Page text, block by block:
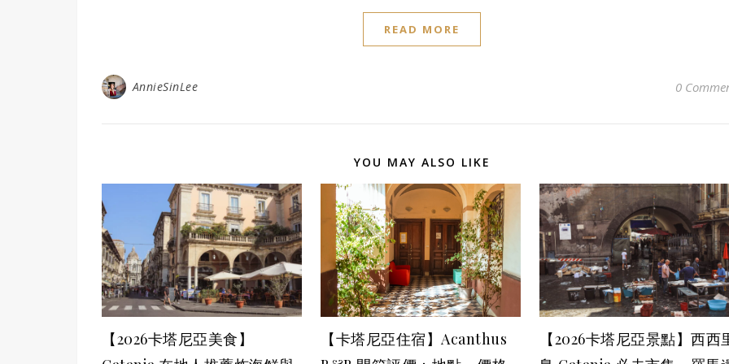
READ MORE
AnnieSinLee 0
YOU MAY ALSO LIKE
【2026卡塔尼亞美食】
【卡塔尼亞住宿】Acanthus
【2026卡塔尼亞景點】西西